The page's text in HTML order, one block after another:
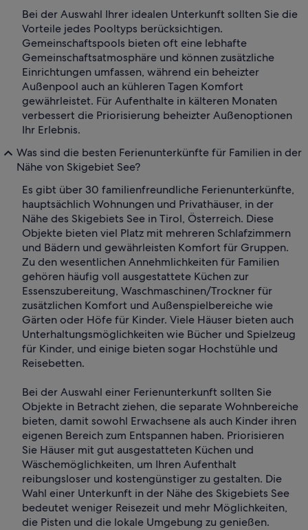
Bei der Auswahl Ihrer idealen Unterkunft sollten Sie die
Vorteile jedes Pooltyps berücksichtigen.
Gemeinschaftspools bieten oft eine lebhafte
Gemeinschaftsatmosphäre und können zusätzliche
Einrichtungen umfassen, während ein beheizter
Außenpool auch an kühleren Tagen Komfort
gewährleistet. Für Aufenthalte in kälteren Monaten
verbessert die Priorisierung beheizter Außenoptionen
Ihr Erlebnis.
Was sind die besten Ferienunterkünfte für Familien in der
Nähe von Skigebiet See?
Es gibt über 30 familienfreundliche Ferienunterkünfte,
hauptsächlich Wohnungen und Privathäuser, in der
Nähe des Skigebiets See in Tirol, Österreich. Diese
Objekte bieten viel Platz mit mehreren Schlafzimmern
und Bädern und gewährleisten Komfort für Gruppen.
Zu den wesentlichen Annehmlichkeiten für Familien
gehören häufig voll ausgestattete Küchen zur
Essenszubereitung, Waschmaschinen/Trockner für
zusätzlichen Komfort und Außenspielbereiche wie
Gärten oder Höfe für Kinder. Viele Häuser bieten auch
Unterhaltungsmöglichkeiten wie Bücher und Spielzeug
für Kinder, und einige bieten sogar Hochstühle und
Reisebetten.
Bei der Auswahl einer Ferienunterkunft sollten Sie
Objekte in Betracht ziehen, die separate Wohnbereiche
bieten, damit sowohl Erwachsene als auch Kinder ihren
eigenen Bereich zum Entspannen haben. Priorisieren
Sie Häuser mit gut ausgestatteten Küchen und
Wäschemöglichkeiten, um Ihren Aufenthalt
reibungsloser und kostengünstiger zu gestalten. Die
Wahl einer Unterkunft in der Nähe des Skigebiets See
bedeutet weniger Reisezeit und mehr Möglichkeiten,
die Pisten und die lokale Umgebung zu genießen.